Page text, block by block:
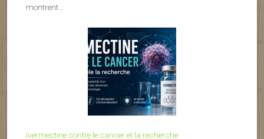
montrent...
Ivermectine contre le cancer et la recherche